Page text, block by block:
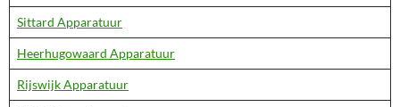
Sittard Apparatuur
Heerhugowaard Apparatuur
Rijswijk Apparatuur